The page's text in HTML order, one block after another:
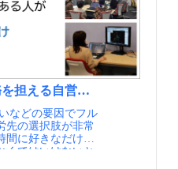
与や、駐車料金の
が与えられます。
空間を利用するた
す。 ポイン
して位置づけた
ェンスによる制限
せ、事業者が自発
を構築していま
、少しづづ増やし
拡大してきまし
スタートアップで
り、8年目の現
ユーロの予算で
です。 また、今
を巡るレギュレ
ズも変わるので、
けていません。ユ
ために、更新を続
ルのデ
で共有し、大会期
億9,000万回以上
も耐えながら、す
管理することが可
交通政策を進め
え方が、官民の垣
す。大会のために
はTRAdivIAとして
の観光客を迎える
ガシーとして活用
通当局ATMと連携
モビリティ計画
込むための実務
す。評価ツールも
用されており、絵
の現場で回り始め
これは日本で言
・交通のマスタ
いう評価軸を正式
。 これまで
康に良いまちづ
要とせず誰もが扱
市交通政策の方針
Strategy（MTS）を
しました。MTSは
象としています
ており、バスレー
頼性の高いバスネ
しい交通体系の
の後押しすること
これに従い、バス
Planと呼ば
、バスの旅行時
することが目標に
担える自営型テレワーク「
先の選択肢が非常
に好きなだけ安
くてはいけないと